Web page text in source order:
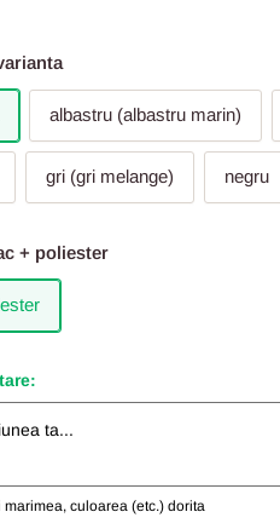
albastru (albastru marin)
gri (gri melange) negru
+ poliester
culoarea (etc.) dorita